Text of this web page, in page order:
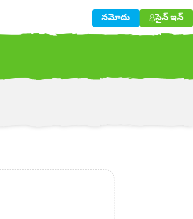
నమోదు సైన్ ఇన్